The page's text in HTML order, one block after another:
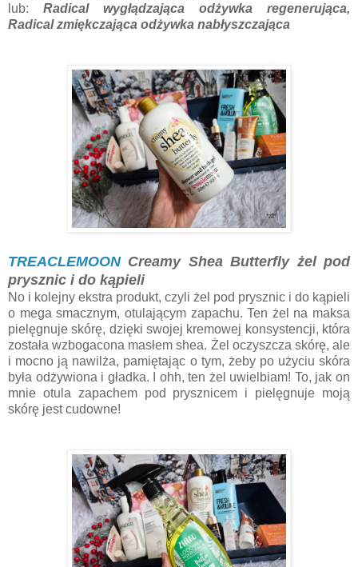
lub: Radical wygłądzająca odżywka regenerująca,
Radical zmiękczająca odżywka nabłyszczająca
TREACLEMOONCreamy Shea Butterfly żel pod
prysznic i do kąpieli
No i kolejny ekstra produkt, czyli żel pod prysznic i do kąpieli
o mega smacznym, otulającym zapachu. Ten żel na maksa
pielęgnuje skórę, dzięki swojej kremowej konsystencji, która
została wzbogacona masłem shea. Żel oczyszcza skórę, ale
i mocno ją nawilża, pamiętając o tym, żeby po użyciu skóra
była odżywiona i gładka. I ohh, ten żel uwielbiam! To, jak on
mnie otula zapachem pod prysznicem i pielęgnuje moją
skórę jest cudowne!